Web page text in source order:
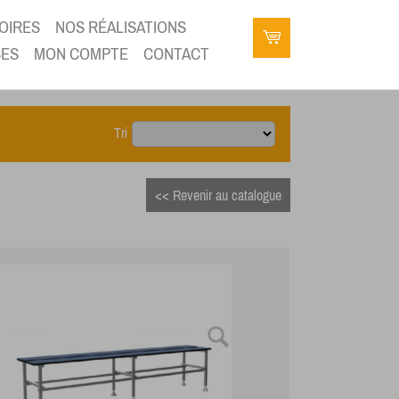
NOS RÉALISATIONS
MON COMPTE CONTACT
Tri
<< Revenir au catalogue